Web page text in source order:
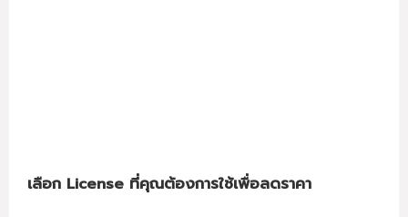
เลือก License ที่คุณต้องการใช้เพื่อลดราคา